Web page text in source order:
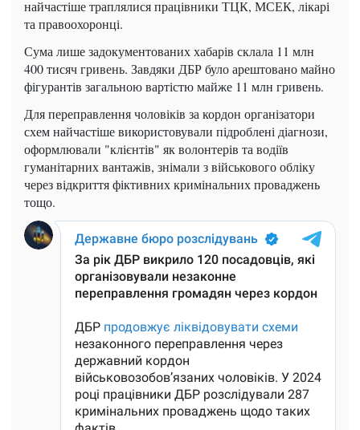
найчастіше траплялися працівники ТЦК, МСЕК, лікарі
та правоохоронці.
Сума лише задокументованих хабарів склала 11 млн
400 тисяч гривень. Завдяки ДБР було арештовано майно
фігурантів загальною вартістю майже 11 млн гривень.
Для переправлення чоловіків за кордон організатори
схем найчастіше використовували підроблені діагнози,
оформлювали "клієнтів" як волонтерів та водіїв
гуманітарних вантажів, знімали з військового обліку
через відкриття фіктивних кримінальних проваджень
тощо.